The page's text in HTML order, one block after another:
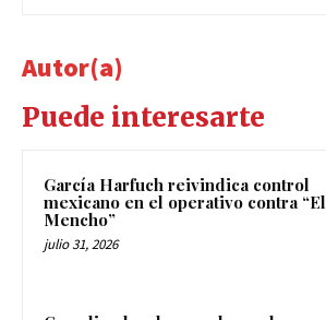
Autor(a)
Puede interesarte
García Harfuch reivindica control
mexicano en el operativo contra “El
Mencho”
julio 31, 2026